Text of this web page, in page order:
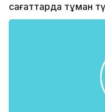
сағаттарда тұман